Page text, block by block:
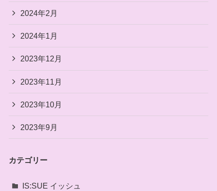
2024年2月
2024年1月
2023年12月
2023年11月
2023年10月
2023年9月
カテゴリー
IS:SUE イッシュ